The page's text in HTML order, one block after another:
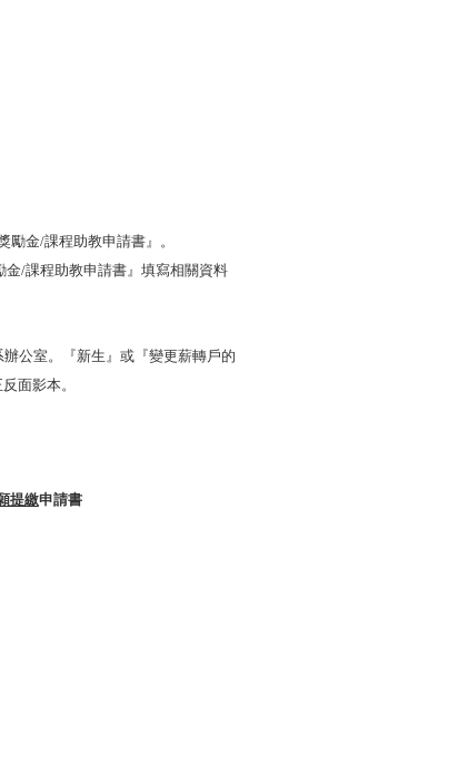
勵金/課程助教申請書』。
金/課程助教申請書』填寫相關資料
辦公室。『新生』或『變更薪轉戶的
面影本。
提繳申請書